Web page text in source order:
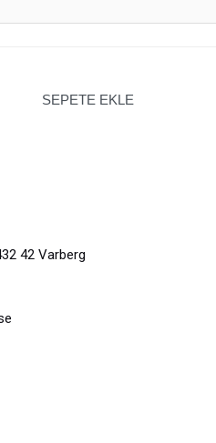
SEPETE EKLE
42 Varberg